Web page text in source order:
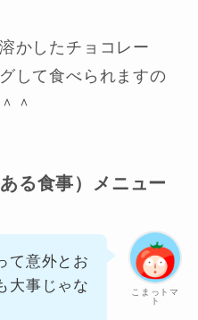
かしたチョコレー
して食べられますの
＾
る食事）メニュー
こまっトマ
ト
て意外とお
大事じゃな